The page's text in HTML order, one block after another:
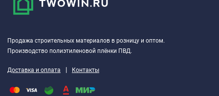
Продажа строительных материалов в розницу и оптом.
Производство полиэтиленовой плёнки ПВД.
Доставка и оплата | Контакты